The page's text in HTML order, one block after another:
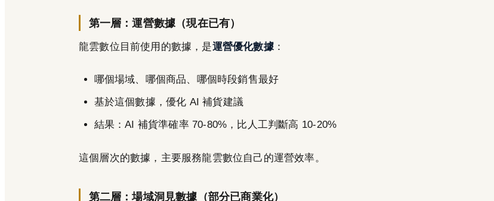
第一層：運營數據（現在已有）
龍雲數位目前使用的數據，是運營優化數據：
哪個場域、哪個商品、哪個時段銷售最好
基於這個數據，優化 AI 補貨建議
結果：AI 補貨準確率 70-80%，比人工判斷高 10-20%
這個層次的數據，主要服務龍雲數位自己的運營效率。
第二層：場域洞見數據（部分已商業化）